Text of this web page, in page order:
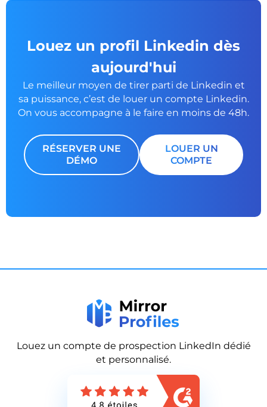
Louez un profil Linkedin dès
aujourd'hui
Le meilleur moyen de tirer parti de Linkedin et
sa puissance, c’est de louer un compte Linkedin.
On vous accompagne à le faire en moins de 48h.
RÉSERVER UNE
DÉMO
LOUER UN
COMPTE
Louez un compte de prospection LinkedIn dédié
et personnalisé.